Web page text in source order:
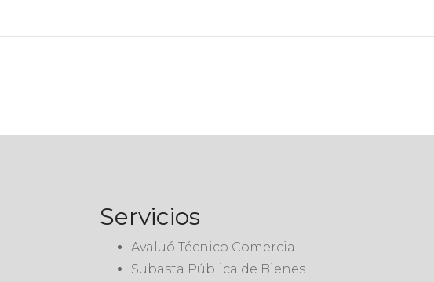
Servicios
Avaluó Técnico Comercial
Subasta Pública de Bienes